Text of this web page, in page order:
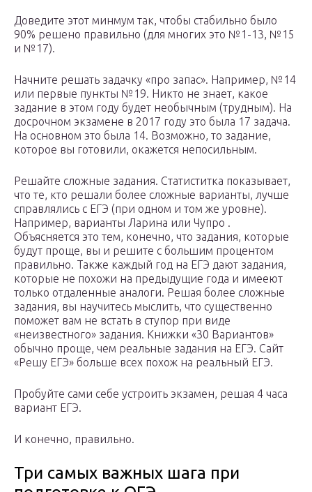
Доведите этот минмум так, чтобы стабильно было
90% решено правильно (для многих это №1-13, №15
и №17).
Начните решать задачку «про запас». Например, №14
или первые пункты №19. Никто не знает, какое
задание в этом году будет необычным (трудным). На
досрочном экзамене в 2017 году это была 17 задача.
На основном это была 14. Возможно, то задание,
которое вы готовили, окажется непосильным.
Решайте сложные задания. Статиститка показывает,
что те, кто решали более сложные варианты, лучше
справлялись с ЕГЭ (при одном и том же уровне).
Например, варианты Ларина или Чупро .
Объясняется это тем, конечно, что задания, которые
будут проще, вы и решите с большим процентом
правильно. Также каждый год на ЕГЭ дают задания,
которые не похожи на предыдущие года и имееют
только отдаленные аналоги. Решая более сложные
задания, вы научитесь мыслить, что существенно
поможет вам не встать в ступор при виде
«неизвестного» задания. Книжки «30 Вариантов»
обычно проще, чем реальные задания на ЕГЭ. Сайт
«Решу ЕГЭ» больше всех похож на реальный ЕГЭ.
Пробуйте сами себе устроить экзамен, решая 4 часа
вариант ЕГЭ.
И конечно, правильно.
Три самых важных шага при